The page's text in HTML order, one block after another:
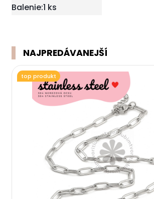
Balenie:1 ks
NAJPREDÁVANEJŠÍ
top produkt